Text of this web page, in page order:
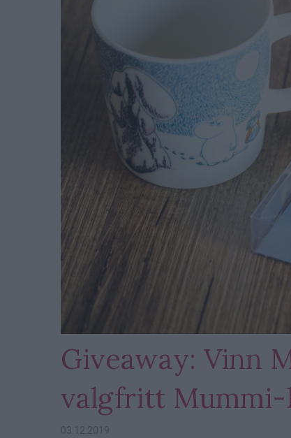
Giveaway: Vinn
valgfritt Mummi-
03.12.2019